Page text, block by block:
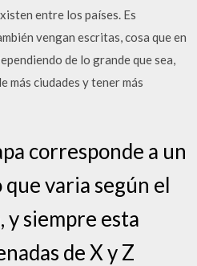
entre los países. Es
vengan escritas, cosa que en
de lo grande que sea,
más ciudades y tener más
corresponde a un
varia según el
y siempre esta
de X y Z